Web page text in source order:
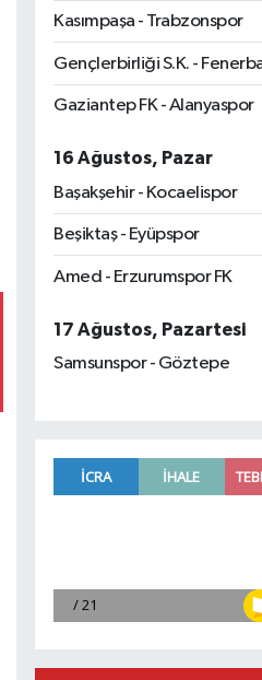
Kasımpaşa - Trabzonspor
Gençlerbirliği S.K. -
Gaziantep FK - Alanyaspor
16 Ağustos, Pazar
Başakşehir - Kocaelispor
Beşiktaş - Eyüpspor
Amed - Erzurumspor FK
17 Ağustos, Pazartesi
Samsunspor - Göztepe